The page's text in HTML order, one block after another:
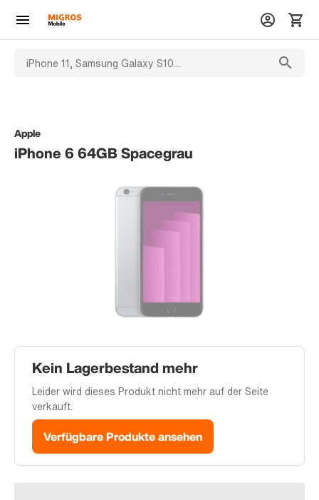
Apple
iPhone 6 64GB Spacegrau
Kein Lagerbestand mehr
Leider wird dieses Produkt nicht mehr auf der Seite
verkauft.
Verfügbare Produkte ansehen